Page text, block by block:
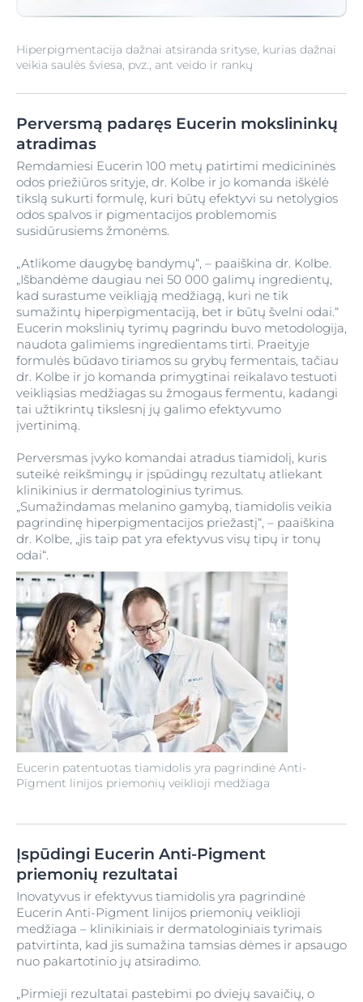
Hiperpigmentacija dažnai atsiranda srityse, kurias dažnai
veikia saulės šviesa, pvz., ant veido ir rankų
Perversmą padaręs Eucerin mokslininkų
atradimas
Remdamiesi Eucerin 100 metų patirtimi medicininės
odos priežiūros srityje, dr. Kolbe ir jo komanda iškėlė
tikslą sukurti formulę, kuri būtų efektyvi su netolygios
odos spalvos ir pigmentacijos problemomis
susidūrusiems žmonėms.
„Atlikome daugybę bandymų“, – paaiškina dr. Kolbe.
„Išbandėme daugiau nei 50 000 galimų ingredientų,
kad surastume veikliąją medžiagą, kuri ne tik
sumažintų hiperpigmentaciją, bet ir būtų švelni odai.“
Eucerin mokslinių tyrimų pagrindu buvo metodologija,
naudota galimiems ingredientams tirti. Praeityje
formulės būdavo tiriamos su grybų fermentais, tačiau
dr. Kolbe ir jo komanda primygtinai reikalavo testuoti
veikliąsias medžiagas su žmogaus fermentu, kadangi
tai užtikrintų tikslesnį jų galimo efektyvumo
įvertinimą.
Eucerin patentuotas tiamidolis yra pagrindinė Anti-
Pigment linijos priemonių veiklioji medžiaga
Perversmas įvyko komandai atradus tiamidolį, kuris
suteikė reikšmingų ir įspūdingų rezultatų atliekant
klinikinius ir dermatologinius tyrimus.
„Sumažindamas melanino gamybą, tiamidolis veikia
pagrindinę hiperpigmentacijos priežastį“, – paaiškina
dr. Kolbe, „jis taip pat yra efektyvus visų tipų ir tonų
odai“.
Įspūdingi Eucerin Anti-Pigment
priemonių rezultatai
Inovatyvus ir efektyvus tiamidolis yra pagrindinė
Eucerin Anti-Pigment linijos priemonių veiklioji
medžiaga – klinikiniais ir dermatologiniais tyrimais
patvirtinta, kad jis sumažina tamsias dėmes ir apsaugo
nuo pakartotinio jų atsiradimo.
„Pirmieji rezultatai pastebimi po dviejų savaičių, o